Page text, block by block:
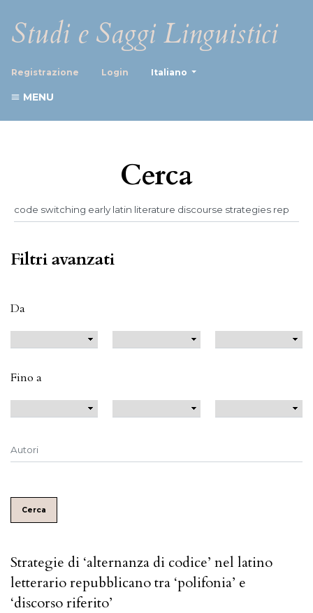
Studi e Saggi Linguistici
Registrazione Login Italiano
MENU
Cerca
Filtri avanzati
Da
Fino a
Cerca
Strategie di ‘alternanza di codice’ nel latino
letterario repubblicano tra ‘polifonia’ e
‘discorso riferito’